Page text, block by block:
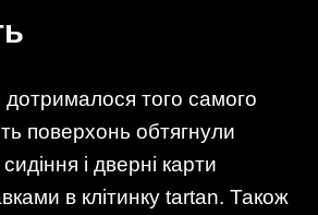
дотрималося того самого
поверхонь обтягнули
і дверні карти
в клітинку tartan. Також